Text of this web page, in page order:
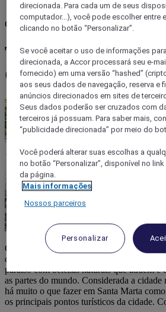
Colômbia
Turismo na
Conheça Santa
Cercada pelas águas cristalinas do Caribe
contrastante cadeia montanhosa da Serra
paraíso com belezas naturais que atraem e
as partes do mundo. Considerada a
há muito o que fazer em Santa Marta
os principais pontos turísticos da cidade.
direcionada. Para cada um de seus
computador...), você pode escolher entre
clicando no botão “Personalizar”.
Se você aceitar o uso de informações
direcionada, a Accor processará seu e-
fornecido) em uma versão “hashed”
aos seus dados de navegação, reserva e
anúncios direcionados em sites de
Seus dados poderão ser cruzados com
terceiros já possuam. Para saber mais,
“publicidade direcionada” por meio do
Você poderá alterar suas escolhas a
no botão “Personalizar”, disponível no
da página.
Mais informações
Nossos parceiros
Personalizar